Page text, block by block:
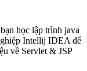
học lập trình java
Intellij IDEA để
về Servlet & JSP